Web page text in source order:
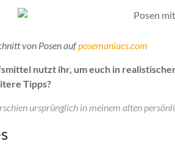
von Posen aufposemaniacs.com
nutzt ihr, um euch in
Tipps?
ursprünglich in meinem alten